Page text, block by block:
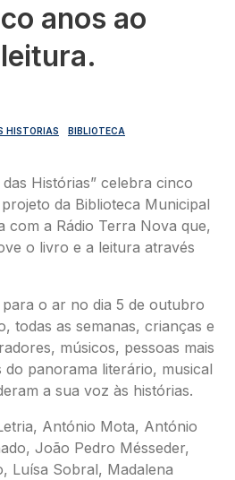
anos ao
HISTORIAS
BIBLIOTECA
Histórias” celebra cinco
da Biblioteca Municipal
com a Rádio Terra Nova que,
o livro e a leitura através
o ar no dia 5 de outubro
todas as semanas, crianças e
músicos, pessoas mais
panorama literário, musical
a sua voz às histórias.
António Mota, António
João Pedro Mésseder,
Luísa Sobral, Madalena